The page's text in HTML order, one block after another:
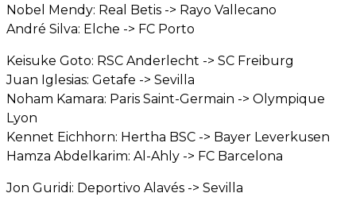
Nobel Mendy: Real Betis -> Rayo Vallecano
André Silva: Elche -> FC Porto
Keisuke Goto: RSC Anderlecht -> SC Freiburg
Juan Iglesias: Getafe -> Sevilla
Noham Kamara: Paris Saint-Germain -> Olympique
Lyon
Kennet Eichhorn: Hertha BSC -> Bayer Leverkusen
Hamza Abdelkarim: Al-Ahly -> FC Barcelona
Jon Guridi: Deportivo Alavés -> Sevilla